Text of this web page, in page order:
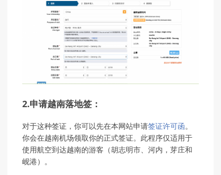
2.申请越南落地签：
对于这种签证，你可以先在本网站申请签证许可函。
你会在越南机场领取你的正式签证。此程序仅适用于
使用航空到达越南的游客（胡志明市、河内，芽庄和
岘港）。